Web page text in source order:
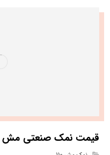
قیمت نمک صنعتی مش 110 بیوتی سالت